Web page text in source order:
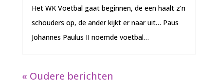
Het WK Voetbal gaat beginnen, de een haalt z’n
schouders op, de ander kijkt er naar uit… Paus
Johannes Paulus II noemde voetbal…
« Oudere berichten